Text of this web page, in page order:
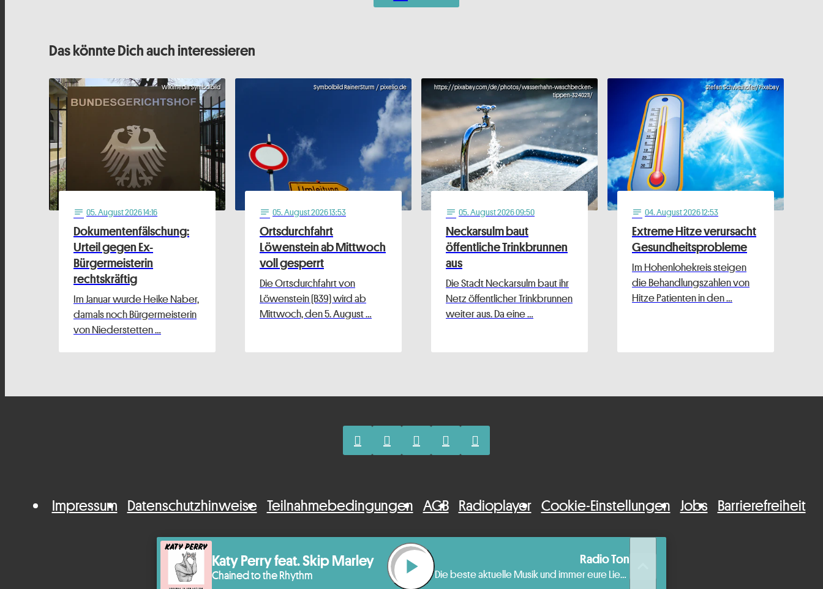
Das könnte Dich auch interessieren
Wikimedia Symbolbild
notes 05. August 2026 14:16
Dokumentenfälschung:
Urteil gegen Ex-
Bürgermeisterin
rechtskräftig
Im Januar wurde Heike Naber,
damals noch Bürgermeisterin
von Niederstetten …
Symbolbild RainerSturm / pixelio.de
notes 05. August 2026 13:53
Ortsdurchfahrt
Löwenstein ab Mittwoch
voll gesperrt
Die Ortsdurchfahrt von
Löwenstein (B39) wird ab
Mittwoch, den 5. August …
https://pixabay.com/de/photos/wasserhahn-waschbecken-
tippen-3240211/
notes 05. August 2026 09:50
Neckarsulm baut
öffentliche Trinkbrunnen
aus
Die Stadt Neckarsulm baut ihr
Netz öffentlicher Trinkbrunnen
weiter aus. Da eine …
Stefan Schweihofer/Pixabay
notes 04. August 2026 12:53
Extreme Hitze verursacht
Gesundheitsprobleme
Im Hohenlohekreis steigen
die Behandlungszahlen von
Hitze Patienten in den …
Impressum Datenschutzhinweise Teilnahmebedingungen AGB Radioplayer Cookie-Einstellungen Jobs Barrierefreiheit
Katy Perry feat. Skip Marley
Chained to the Rhythm play_arrow Radio Ton
Die beste aktuelle Musik und immer eure Lieblingshits.